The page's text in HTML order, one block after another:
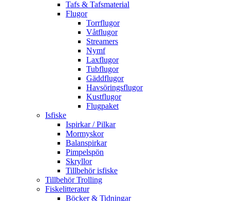
Tafs & Tafsmaterial
Flugor
Torrflugor
Våtflugor
Streamers
Nymf
Laxflugor
Tubflugor
Gäddflugor
Havsöringsflugor
Kustflugor
Flugpaket
Isfiske
Ispirkar / Pilkar
Mormyskor
Balanspirkar
Pimpelspön
Skryllor
Tillbehör isfiske
Tillbehör Trolling
Fiskelitteratur
Böcker & Tidningar